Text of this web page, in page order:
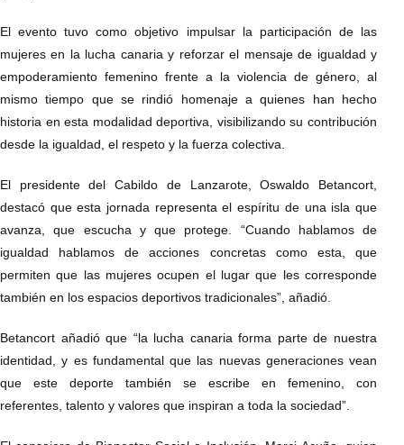
El evento tuvo como objetivo impulsar la participación de las
mujeres en la lucha canaria y reforzar el mensaje de igualdad y
empoderamiento femenino frente a la violencia de género, al
mismo tiempo que se rindió homenaje a quienes han hecho
historia en esta modalidad deportiva, visibilizando su contribución
desde la igualdad, el respeto y la fuerza colectiva.
El presidente del Cabildo de Lanzarote, Oswaldo Betancort,
destacó que esta jornada representa el espíritu de una isla que
avanza, que escucha y que protege. “Cuando hablamos de
igualdad hablamos de acciones concretas como esta, que
permiten que las mujeres ocupen el lugar que les corresponde
también en los espacios deportivos tradicionales”, añadió.
Betancort añadió que “la lucha canaria forma parte de nuestra
identidad, y es fundamental que las nuevas generaciones vean
que este deporte también se escribe en femenino, con
referentes, talento y valores que inspiran a toda la sociedad”.